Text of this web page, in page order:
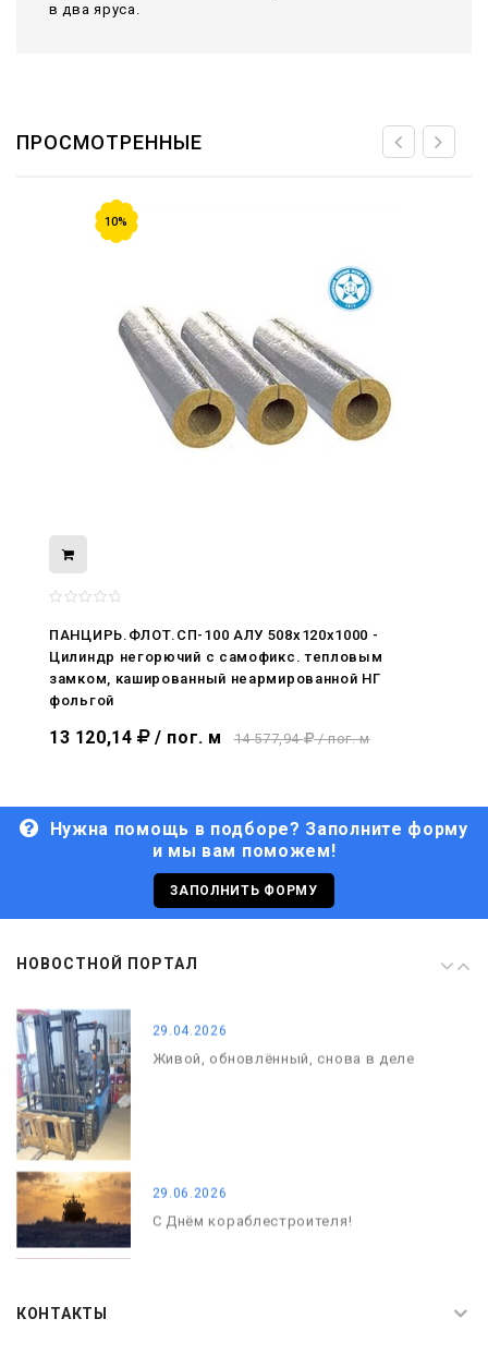
в два яруса.
ПРОСМОТРЕННЫЕ
10%
ПАНЦИРЬ.ФЛОТ.СП-100 АЛУ 508x120x1000 -
Цилиндр негорючий c самофикс. тепловым
замком, кашированный неармированной НГ
фольгой
13 120,14 / пог. м 14 577,94 / пог. м
Нужна помощь в подборе? Заполните форму
и мы вам поможем!
ЗАПОЛНИТЬ ФОРМУ
НОВОСТНОЙ ПОРТАЛ
С Днём Победы. Память, которая с
29.04.2026
29.06.2026
С Днём кораблестроителя!
С Днём Победы. Память, которая с
29.04.2026
Живой, обновлённый, снова в деле
29.06.2026
С Днём кораблестроителя!
КОНТАКТЫ